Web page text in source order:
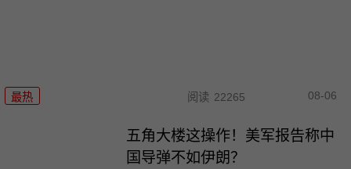
最热 阅读 22265 08-06
五角大楼这操作！美军报告称中
国导弹不如伊朗？